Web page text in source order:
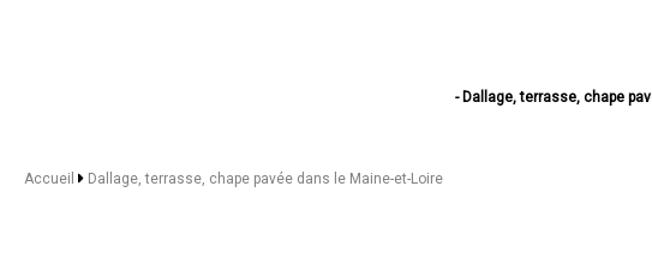
- Dallage, terrasse, chape
Accueil Dallage, terrasse, chape pavée dans le Maine-et-Loire